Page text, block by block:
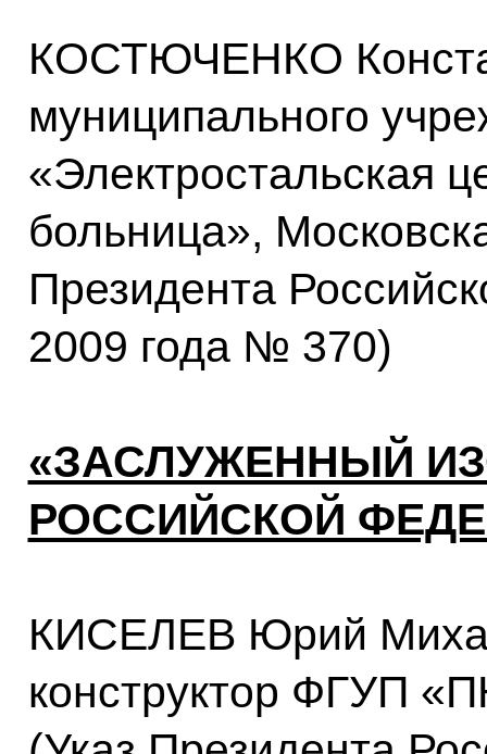
КОСТЮЧЕНКО
муниципального
«Электростальская
больница»,
Президента
2009 года № 370)
«ЗАСЛУЖЕННЫЙ
РОССИЙСКОЙ
КИСЕЛЕВ Юрий
конструктор ФГУП